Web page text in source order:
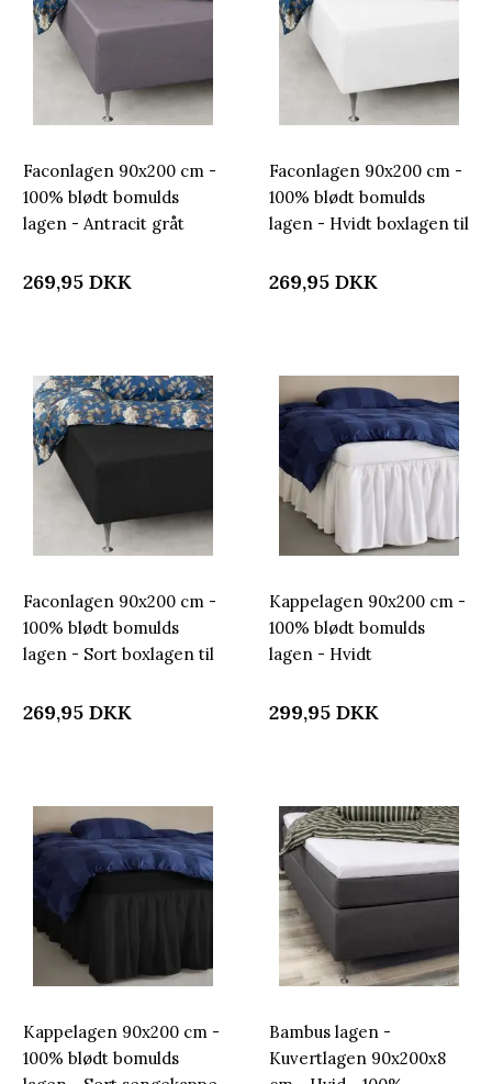
Faconlagen 90x200 cm -
100% blødt bomulds
lagen - Antracit gråt
Nordstrand Home
269,95 DKK
Faconlagen 90x200 cm -
100% blødt bomulds
lagen - Hvidt boxlagen til
Home
269,95 DKK
Faconlagen 90x200 cm -
100% blødt bomulds
lagen - Sort boxlagen til
Home
269,95 DKK
Kappelagen 90x200 cm -
100% blødt bomulds
lagen - Hvidt
Nordstrand Home
299,95 DKK
Kappelagen 90x200 cm -
100% blødt bomulds
Bambus lagen -
Kuvertlagen 90x200x8